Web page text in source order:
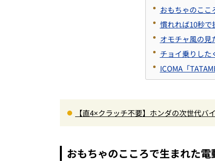
おもちゃのここ
慣れれば10秒
オモチャ風の見
チョイ乗りした
ICOMA「
【直4×クラッチ不要】ホンダの次世代
おもちゃのこころで生まれた電